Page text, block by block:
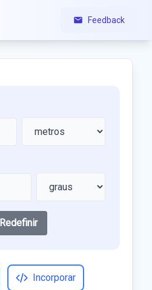
Feedback
Redefinir
Incorporar